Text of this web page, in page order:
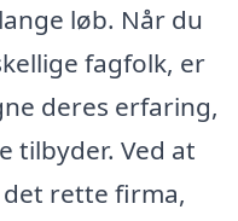
løb. Når du
fagfolk, er
deres erfaring,
tilbyder. Ved at
rette firma,